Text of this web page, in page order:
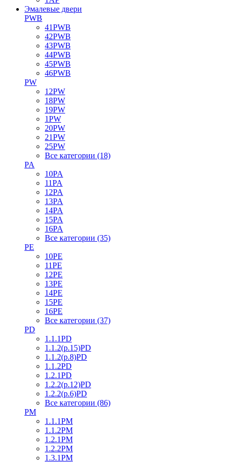
Эмалевые двери
PWB
41PWB
42PWB
43PWB
44PWB
45PWB
46PWB
PW
12PW
18PW
19PW
1PW
20PW
21PW
25PW
Все категории (18)
PA
10PA
11PA
12PA
13PA
14PA
15PA
16PA
Все категории (35)
PE
10PE
11PE
12PE
13PE
14PE
15PE
16PE
Все категории (37)
PD
1.1.1PD
1.1.2(р.15)PD
1.1.2(р.8)PD
1.1.2PD
1.2.1PD
1.2.2(р.12)PD
1.2.2(р.6)PD
Все категории (86)
PM
1.1.1PM
1.1.2PM
1.2.1PM
1.2.2PM
1.3.1PM